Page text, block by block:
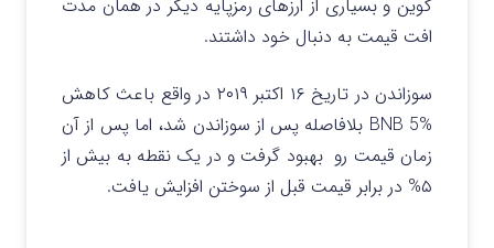
کوین و بسیاری از ارزهای رمزپایه دیگر در همان مدت
افت قیمت به دنبال خود داشتند.
سوزاندن در تاریخ ۱۶ اکتبر ۲۰۱۹ در واقع باعث کاهش
BNB 5% بلافاصله پس از سوزاندن شد، اما پس از آن
زمان قیمت رو بهبود گرفت و در یک نقطه به بیش از
۵% در برابر قیمت قبل از سوختن افزایش یافت.